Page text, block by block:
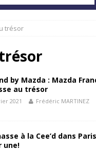
trésor
by Mazda : Mazda
au trésor
2021 Frédéric MARTINEZ
à la Cee’d dans
une!